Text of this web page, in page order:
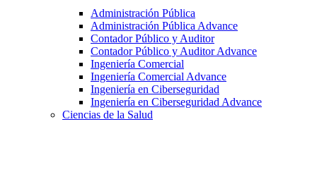
Administración Pública
Administración Pública Advance
Contador Público y Auditor
Contador Público y Auditor Advance
Ingeniería Comercial
Ingeniería Comercial Advance
Ingeniería en Ciberseguridad
Ingeniería en Ciberseguridad Advance
Ciencias de la Salud